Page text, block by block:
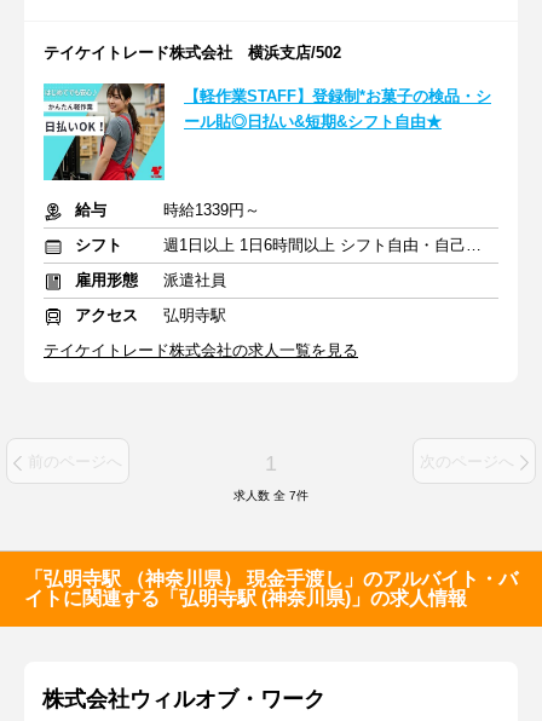
テイケイトレード株式会社 横浜支店/502
【軽作業STAFF】登録制*お菓子の検品・シ
ール貼◎日払い&短期&シフト自由★
給与
時給1339円～
シフト
週1日以上 1日6時間以上 シフト自由・自己申告
雇用形態
派遣社員
アクセス
弘明寺駅
テイケイトレード株式会社の求人一覧を見る
前のページへ 1 次のページへ
求人数 全 7件
「弘明寺駅 （神奈川県） 現金手渡し」のアルバイト・バ
イトに関連する「弘明寺駅 (神奈川県)」の求人情報
株式会社ウィルオブ・ワーク